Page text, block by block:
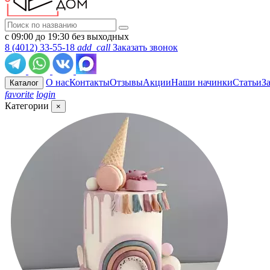
с 09:00 до 19:30 без выходных
8 (4012) 33-55-18 add_call Заказать звонок
Каталог О насКонтактыОтзывыАкцииНаши начинкиСтатьи
favorite login
Категории
×